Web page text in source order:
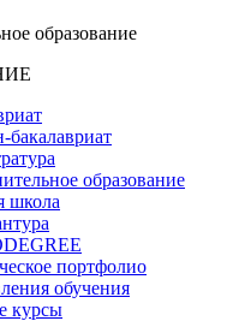
образование
образование
школа
портфолио
обучения
курсы